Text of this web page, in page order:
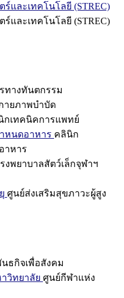
และเทคโนโลยี (STREC)
และเทคโนโลยี (STREC)
ทางทันตกรรม
ายภาพบำบัด
กเทคนิคการแพทย์
หนดอาหาร คลินิก
าหาร
งพยาบาลสัตว์เล็กจุฬาฯ
ศูนย์ส่งเสริมสุขภาวะผู้สูง
ธกิจเพื่อสังคม
วิทยาลัย ศูนย์กีฬาแห่ง